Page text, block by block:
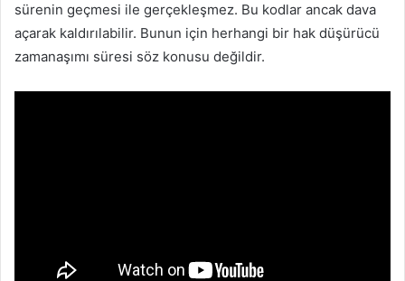
sürenin geçmesi ile gerçekleşmez. Bu kodlar ancak dava
açarak kaldırılabilir. Bunun için herhangi bir hak düşürücü
zamanaşımı süresi söz konusu değildir.